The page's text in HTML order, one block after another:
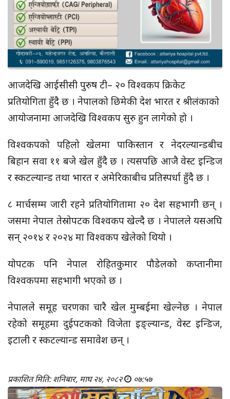
आजदेखि आईसीसी पुरुष टी– २० विश्वकप क्रिकेट
प्रतियोगिता हुँदै छ । नेपालको छिमेकी देश भारत र श्रीलंकाको
आयोजनामा आजदेखि विश्वकप सुरु हुन लागेको हो ।
विश्वकपको पहिलो खेलमा पाकिस्तान र नेदरल्यान्डबीच
बिहान सवा ११ बजे खेल हुँदै छ । त्यसपछि आजै वेस्ट इन्डिज
र स्कटल्यान्ड तथा भारत र अमेरिकाबीच प्रतिस्पर्धा हुँदै छ ।
८ मार्चसम्म जारी रहने प्रतियोगितामा २० देश सहभागी छन् ।
जसमा नेपाल तेस्रोपटक विश्वकप खेल्दै छ । नेपालले यसअघि
सन् २०१४ र २०२४ मा विश्वकप खेलेको थियो ।
योपटक पनि नेपाल रोहितकुमार पौडेलको कप्तानीमा
विश्वकपमा सहभागी भएको छ ।
नेपालले समूह चरणका चारै खेल मुम्बईमा खेल्नेछ । नेपाल
रहेको समूहमा दुईपटकको विजेता इङ्ल्यान्ड, वेस्ट इन्डिज,
इटाली र स्कटल्यान्ड समावेश छन् ।
प्रकाशित मिति: शनिबार, माघ २४, २०८२ ०७:५७